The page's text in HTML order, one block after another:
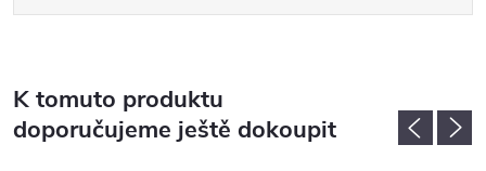
K tomuto produktu
doporučujeme ještě dokoupit